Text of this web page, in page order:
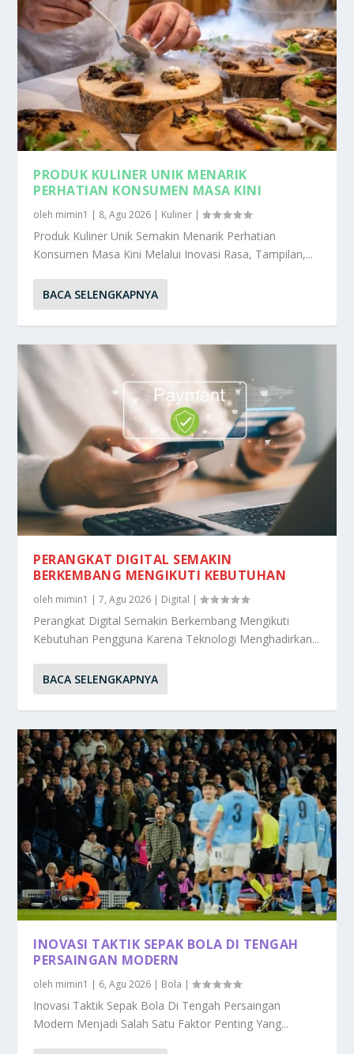
PRODUK KULINER UNIK MENARIK
PERHATIAN KONSUMEN MASA KINI
oleh mimin1 | 8, Agu 2026 | Kuliner |
Produk Kuliner Unik Semakin Menarik Perhatian
Konsumen Masa Kini Melalui Inovasi Rasa, Tampilan,...
BACA SELENGKAPNYA
PERANGKAT DIGITAL SEMAKIN
BERKEMBANG MENGIKUTI KEBUTUHAN
oleh mimin1 |7, Agu 2026 | Digital |
Perangkat Digital Semakin Berkembang Mengikuti
Kebutuhan Pengguna Karena Teknologi Menghadirkan...
BACA SELENGKAPNYA
INOVASI TAKTIK SEPAK BOLA DI TENGAH
PERSAINGAN MODERN
oleh mimin1 | 6, Agu 2026 | Bola |
Inovasi Taktik Sepak Bola Di Tengah Persaingan
Modern Menjadi Salah Satu Faktor Penting Yang...